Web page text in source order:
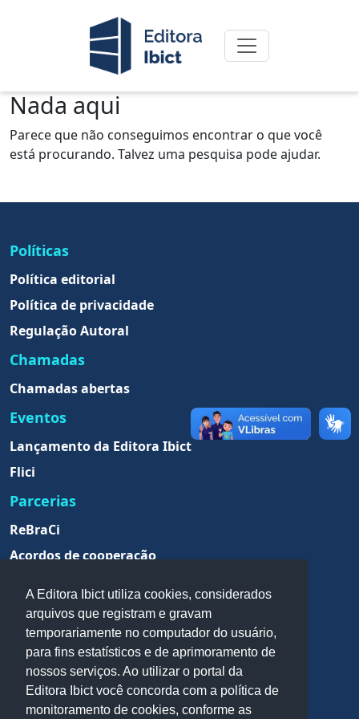
A Editora Ibict utiliza cookies, considerados
arquivos que registram e gravam
temporariamente no computador do usuário,
para fins estatísticos e de aprimoramento de
nossos serviços. Ao utilizar o portal da
Editora Ibict você concorda com a política de
monitoramento de cookies, conforme as
Nada aqui
Parece que não conseguimos encontrar o que você
está procurando. Talvez uma pesquisa pode ajudar.
Políticas
Política editorial
Política de privacidade
Regulação Autoral
Chamadas
Chamadas abertas
Eventos
Lançamento da Editora Ibict
Flici
Parcerias
ReBraCi
Acordos de cooperação